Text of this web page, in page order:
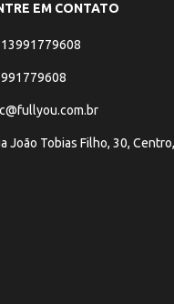
EM CONTATO
João Tobias Filho, 30,